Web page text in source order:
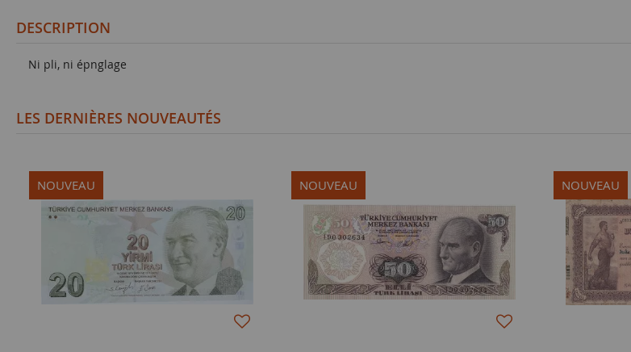
DESCRIPTION
Ni pli, ni épnglage
LES DERNIÈRES NOUVEAUTÉS
NOUVEAU NOUVEAU NOUVEAU